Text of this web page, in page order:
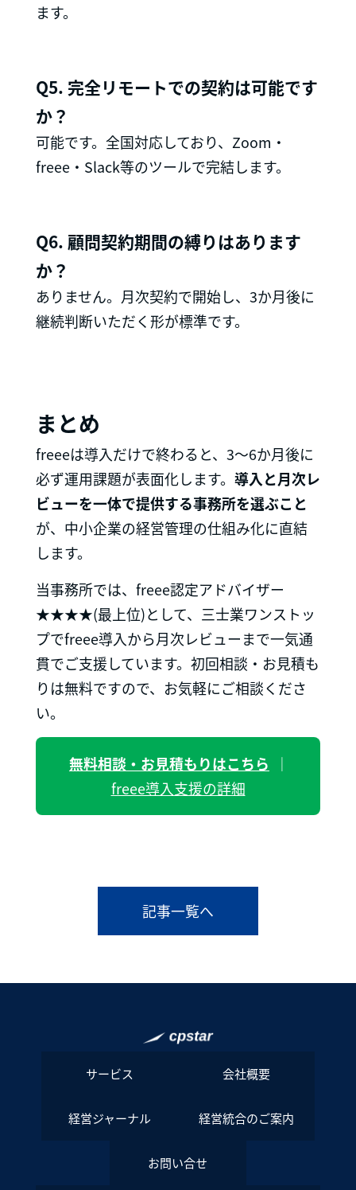
ます。
Q5. 完全リモートでの契約は可能です
か？
可能です。全国対応しており、Zoom・
freee・Slack等のツールで完結します。
Q6. 顧問契約期間の縛りはあります
か？
ありません。月次契約で開始し、3か月後に
継続判断いただく形が標準です。
まとめ
freeeは導入だけで終わると、3〜6か月後に
必ず運用課題が表面化します。 導入と月次レ
ビューを一体で提供する事務所を選ぶこと
が、中小企業の経営管理の仕組み化に直結
します。
当事務所では、freee認定アドバイザー
★★★★(最上位)として、三士業ワンストッ
プでfreee導入から月次レビューまで一気通
貫でご支援しています。初回相談・お見積も
りは無料ですので、お気軽にご相談くださ
い。
無料相談・お見積もりはこちら
｜
freee導入支援の詳細
記事一覧へ
サービス 会社概要
経営ジャーナル 経営統合のご案内
お問い合せ